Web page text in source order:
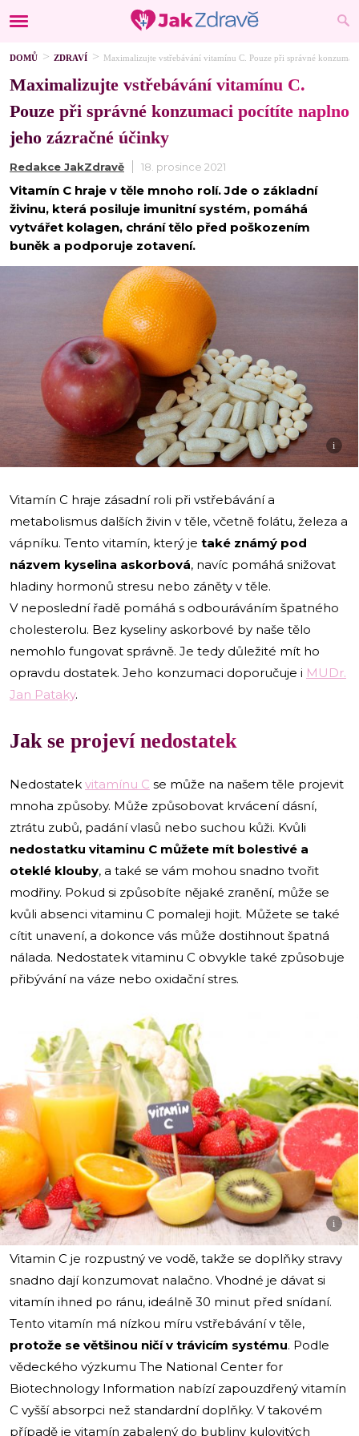
DOMŮ ZDRAVÍ Maximalizujte vstřebávání vitamínu C. Pouze při správné
Maximalizujte vstřebávání vitamínu C.
Pouze při správné konzumaci pocítíte naplno
jeho zázračné účinky
Redakce JakZdravě 18. prosince 2021
Vitamín C hraje v těle mnoho rolí. Jde o základní
živinu, která posiluje imunitní systém, pomáhá
vytvářet kolagen, chrání tělo před poškozením
buněk a podporuje zotavení.
i
Vitamín C hraje zásadní roli při vstřebávání a
metabolismus dalších živin v těle, včetně folátu, železa a
vápníku. Tento vitamín, který je také známý pod
názvem kyselina askorbová, navíc pomáhá snižovat
hladiny hormonů stresu nebo záněty v těle.
V neposlední řadě pomáhá s odbouráváním špatného
cholesterolu. Bez kyseliny askorbové by naše tělo
nemohlo fungovat správně. Je tedy důležité mít ho
opravdu dostatek. Jeho konzumaci doporučuje i MUDr.
Jan Pataky.
Jak se projeví nedostatek
Nedostatek vitamínu C se může na našem těle projevit
mnoha způsoby. Může způsobovat krvácení dásní,
ztrátu zubů, padání vlasů nebo suchou kůži. Kvůli
nedostatku vitaminu C můžete mít bolestivé a
oteklé klouby, a také se vám mohou snadno tvořit
modřiny. Pokud si způsobíte nějaké zranění, může se
kvůli absenci vitaminu C pomaleji hojit. Můžete se také
cítit unavení, a dokonce vás může dostihnout špatná
nálada. Nedostatek vitaminu C obvykle také způsobuje
přibývání na váze nebo oxidační stres.
i
Vitamin C je rozpustný ve vodě, takže se doplňky stravy
snadno dají konzumovat nalačno. Vhodné je dávat si
vitamín ihned po ránu, ideálně 30 minut před snídaní.
Tento vitamín má nízkou míru vstřebávání v těle,
protože se většinou ničí v trávicím systému. Podle
vědeckého výzkumu The National Center for
Biotechnology Information nabízí zapouzdřený vitamín
C vyšší absorpci než standardní doplňky. V takovém
případě je vitamín zabalený do bubliny kulovitých